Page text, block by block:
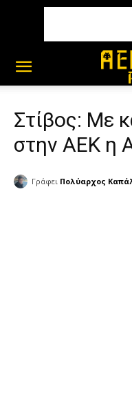
Στίβος: Με
στην ΑΕΚ η
Γράφει Πολύαρχος